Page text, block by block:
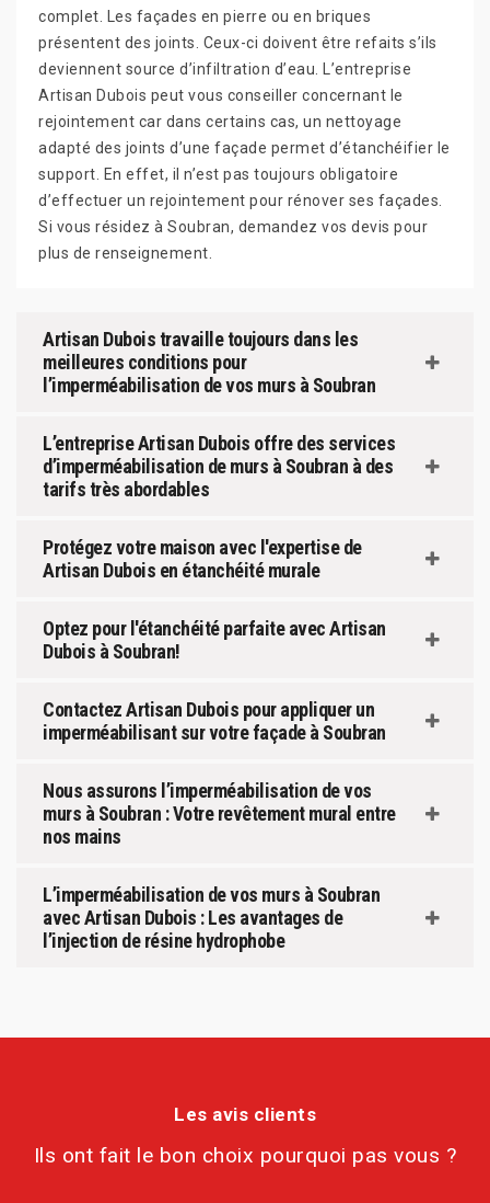
complet. Les façades en pierre ou en briques
présentent des joints. Ceux-ci doivent être refaits s’ils
deviennent source d’infiltration d’eau. L’entreprise
Artisan Dubois peut vous conseiller concernant le
rejointement car dans certains cas, un nettoyage
adapté des joints d’une façade permet d’étanchéifier le
support. En effet, il n’est pas toujours obligatoire
d’effectuer un rejointement pour rénover ses façades.
Si vous résidez à Soubran, demandez vos devis pour
plus de renseignement.
Artisan Dubois travaille toujours dans les
meilleures conditions pour
l’imperméabilisation de vos murs à Soubran
L’entreprise Artisan Dubois offre des services
d’imperméabilisation de murs à Soubran à des
tarifs très abordables
Protégez votre maison avec l'expertise de
Artisan Dubois en étanchéité murale
Optez pour l'étanchéité parfaite avec Artisan
Dubois à Soubran!
Contactez Artisan Dubois pour appliquer un
imperméabilisant sur votre façade à Soubran
Nous assurons l’imperméabilisation de vos
murs à Soubran : Votre revêtement mural entre
nos mains
L’imperméabilisation de vos murs à Soubran
avec Artisan Dubois : Les avantages de
l’injection de résine hydrophobe
Les avis clients
Ils ont fait le bon choix pourquoi pas vous ?